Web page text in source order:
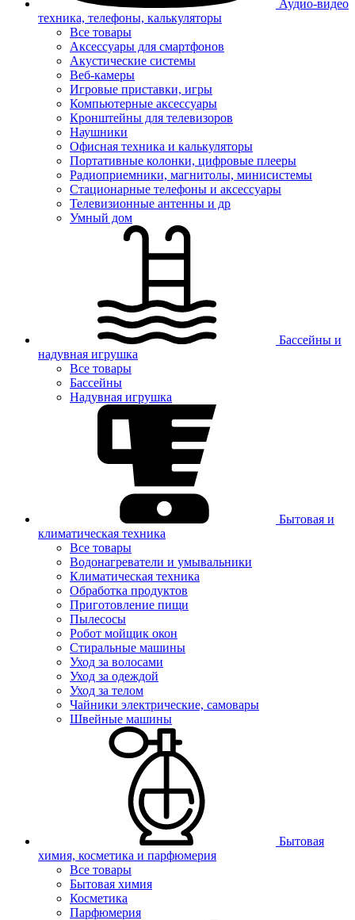
Аудио-видео
техника, телефоны, калькуляторы
Все товары
Аксессуары для смартфонов
Акустические системы
Веб-камеры
Игровые приставки, игры
Компьютерные аксессуары
Кронштейны для телевизоров
Наушники
Офисная техника и калькуляторы
Портативные колонки, цифровые плееры
Радиоприемники, магнитолы, минисистемы
Стационарные телефоны и аксессуары
Телевизионные антенны и др
Умный дом
Бассейны и
надувная игрушка
Все товары
Бассейны
Надувная игрушка
Бытовая и
климатическая техника
Все товары
Водонагреватели и умывальники
Климатическая техника
Обработка продуктов
Приготовление пищи
Пылесосы
Робот мойщик окон
Стиральные машины
Уход за волосами
Уход за одеждой
Уход за телом
Чайники электрические, самовары
Швейные машины
Бытовая
химия, косметика и парфюмерия
Все товары
Бытовая химия
Косметика
Парфюмерия